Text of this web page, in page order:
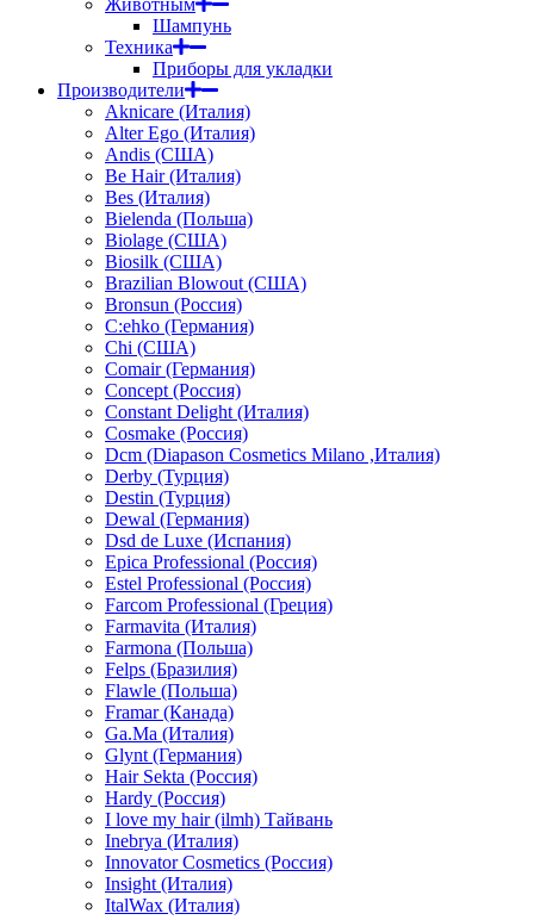
Животным
Шампунь
Техника
Приборы для укладки
Производители
Aknicare (Италия)
Alter Ego (Италия)
Andis (США)
Be Hair (Италия)
Bes (Италия)
Bielenda (Польша)
Biolage (США)
Biosilk (США)
Brazilian Blowout (США)
Bronsun (Россия)
C:ehko (Германия)
Chi (США)
Comair (Германия)
Concept (Россия)
Constant Delight (Италия)
Cosmake (Россия)
Dcm (Diapason Cosmetics Milano ,Италия)
Derby (Турция)
Destin (Турция)
Dewal (Германия)
Dsd de Luxe (Испания)
Epica Professional (Россия)
Estel Professional (Россия)
Farcom Professional (Греция)
Farmavita (Италия)
Farmona (Польша)
Felps (Бразилия)
Flawle (Польша)
Framar (Канада)
Ga.Ma (Италия)
Glynt (Германия)
Hair Sekta (Россия)
Hardy (Россия)
I love my hair (ilmh) Тайвань
Inebrya (Италия)
Innovator Cosmetics (Россия)
Insight (Италия)
ItalWax (Италия)